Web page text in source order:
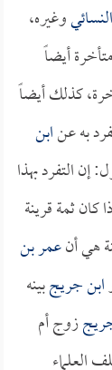
النسائيوغيره،
أيضاً
كذلك أيضاً
به عنابن
إن التفرد بهذا
كان ثمة قرينة
هي أنعمر بن
ابن جريجبينه
زوج أم
العلماء